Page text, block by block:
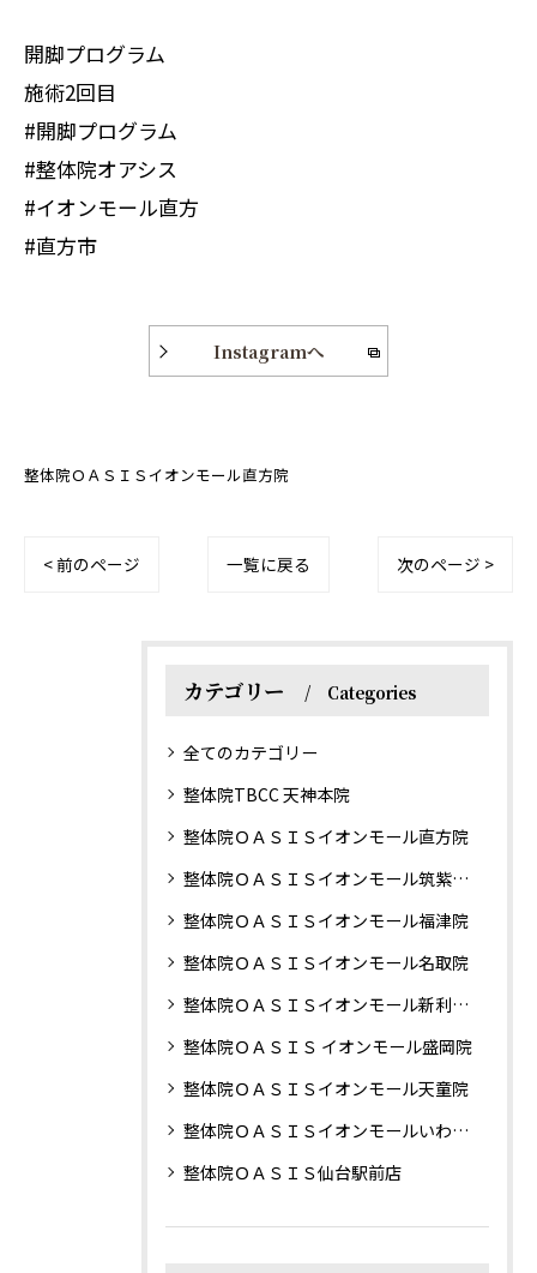
開脚プログラム
施術2回目
#開脚プログラム
#整体院オアシス
#イオンモール直方
#直方市
Instagramへ
整体院ＯＡＳＩＳイオンモール直方院
< 前のページ 一覧に戻る 次のページ >
カテゴリー Categories
全てのカテゴリー
整体院TBCC 天神本院
整体院ＯＡＳＩＳイオンモール直方院
整体院ＯＡＳＩＳイオンモール筑紫野院
整体院ＯＡＳＩＳイオンモール福津院
整体院ＯＡＳＩＳイオンモール名取院
整体院ＯＡＳＩＳイオンモール新利府南館院
整体院ＯＡＳＩＳ イオンモール盛岡院
整体院ＯＡＳＩＳイオンモール天童院
整体院ＯＡＳＩＳイオンモールいわき小名浜院
整体院ＯＡＳＩＳ仙台駅前店